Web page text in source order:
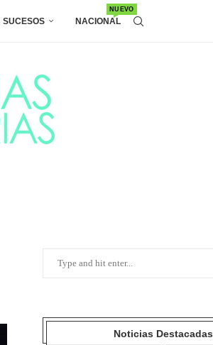
SUCESOS NACIONAL
NUEVO
Noticias Destacadas